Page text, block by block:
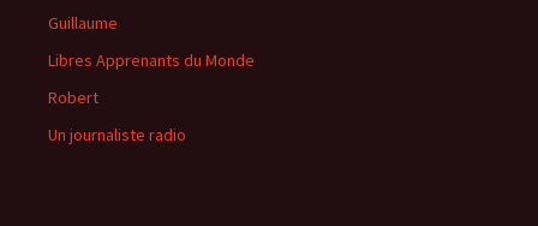
Guillaume
Libres Apprenants du Monde
Robert
Un journaliste radio